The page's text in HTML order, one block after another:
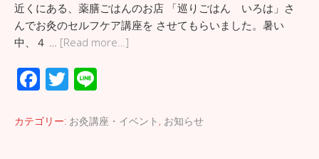
近くにある、薬膳ごはんのお店 「巡りごはん いろは」さ
んでお灸のセルフケア講座を させてもらいました。暑い
中、４ … [Read more…]
F
e
T
tt e
カテゴリー: お灸講座・イベント , お知らせ